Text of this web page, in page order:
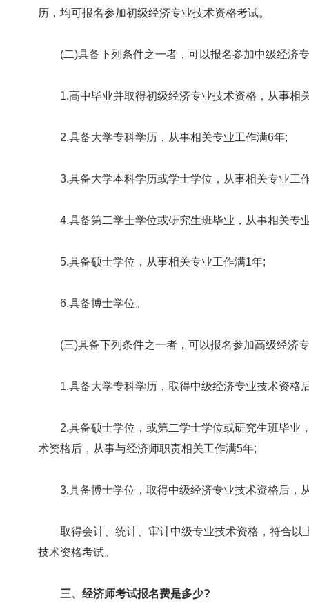
历，均可报名参加初级经济专业技术资格考试。
(二)具备下列条件之一者，可以报名参加中级经济
1.高中毕业并取得初级经济专业技术资格，从事相
2.具备大学专科学历，从事相关专业工作满6年;
3.具备大学本科学历或学士学位，从事相关专业工
4.具备第二学士学位或研究生班毕业，从事相关专
5.具备硕士学位，从事相关专业工作满1年;
6.具备博士学位。
(三)具备下列条件之一者，可以报名参加高级经济
1.具备大学专科学历，取得中级经济专业技术资格
2.具备硕士学位，或第二学士学位或研究生班毕业
术资格后，从事与经济师职责相关工作满5年;
3.具备博士学位，取得中级经济专业技术资格后，
取得会计、统计、审计中级专业技术资格，符合以
技术资格考试。
三、经济师考试报名费是多少?